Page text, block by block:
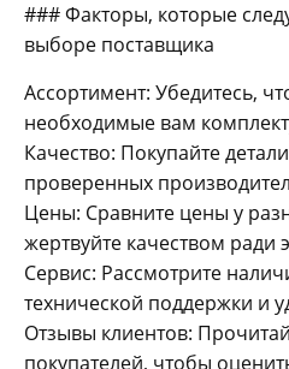
### Факторы, которые
выборе поставщика
Ассортимент: Убедитесь,
необходимые вам
Качество: Покупайте
проверенных
Цены: Сравните цены у
жертвуйте качеством ради
Сервис: Рассмотрите
технической поддержки и
Отзывы клиентов:
покупателей, чтобы